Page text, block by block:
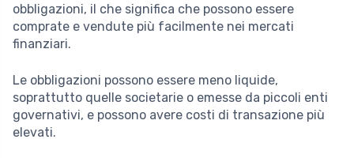
obbligazioni, il che significa che possono essere
comprate e vendute più facilmente nei mercati
finanziari.
Le obbligazioni possono essere meno liquide,
soprattutto quelle societarie o emesse da piccoli enti
governativi, e possono avere costi di transazione più
elevati.